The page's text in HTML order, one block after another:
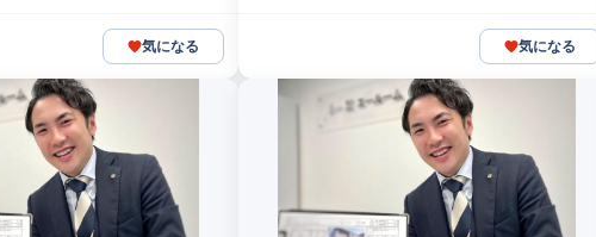
気になる 気になる